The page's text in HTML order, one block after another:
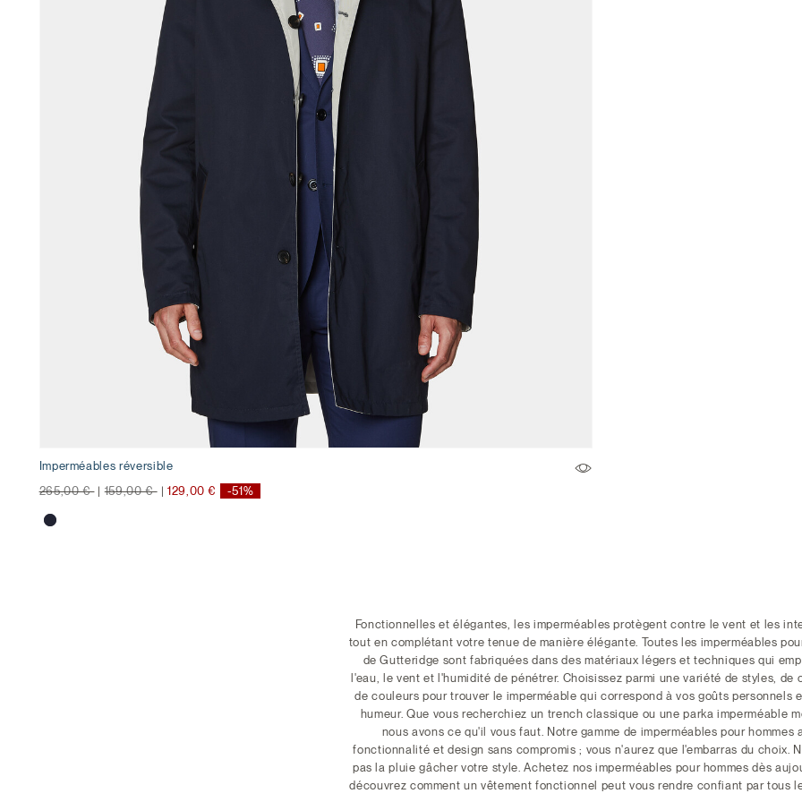
Imperméables réversible
Prix réduit de
265,00 €à| Prix réduit de
159,00 €à| 129,00 € -51%
Fonctionnelles et élégantes, les imperméables protègent contre le vent et les
tout en complétant votre tenue de manière élégante. Toutes les imperméables
de Gutteridge sont fabriquées dans des matériaux légers et techniques qui
l'eau, le vent et l'humidité de pénétrer. Choisissez parmi une variété de styles, de
de couleurs pour trouver le imperméable qui correspond à vos goûts personnels
humeur. Que vous recherchiez un trench classique ou une parka imperméable
nous avons ce qu'il vous faut. Notre gamme de imperméables pour hommes
fonctionnalité et design sans compromis ; vous n'aurez que l'embarras du choix.
pas la pluie gâcher votre style. Achetez nos imperméables pour hommes dès
découvrez comment un vêtement fonctionnel peut vous rendre confiant par tous